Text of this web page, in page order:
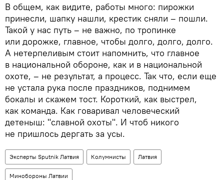
В общем, как видите, работы много: пирожки
принесли, шапку нашли, крестик сняли – пошли.
Такой у нас путь – не важно, по тропинке
или дорожке, главное, чтобы долго, долго, долго.
А нетерпеливым стоит напомнить, что главное
в национальной обороне, как и в национальной
охоте, – не результат, а процесс. Так что, если еще
не устала рука после праздников, поднимем
бокалы и скажем тост. Короткий, как выстрел,
как команда. Как говаривал человеческий
детеныш: "славной охоты". И чтоб никого
не пришлось дергать за усы.
Эксперты Sputnik Латвия Колумнисты Латвия
Минобороны Латвии